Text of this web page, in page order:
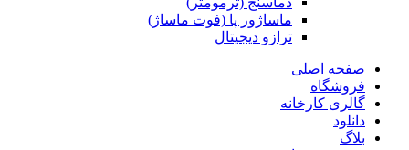
ماساژور پا (فوت ماساژ)
ترازو دیجیتال
صفحه اصلی
فروشگاه
گالری کارخانه
دانلود
بلاگ